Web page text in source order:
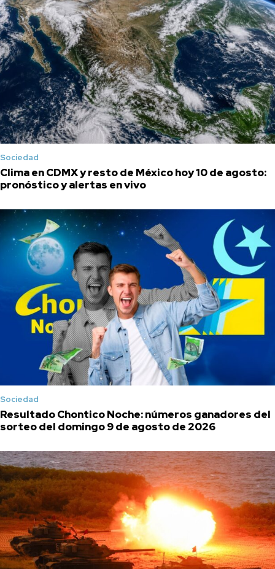
Sociedad
Clima en CDMX y resto de México hoy 10 de agosto:
pronóstico y alertas en vivo
Sociedad
Resultado Chontico Noche: números ganadores del
sorteo del domingo 9 de agosto de 2026